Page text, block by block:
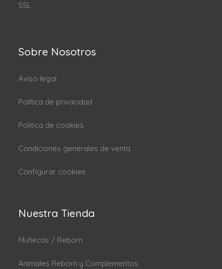
SSL
Sobre Nosotros
Aviso legal
Política de privacidad
Politica de cookies
Condiciones generales de venta
Configurar cookies
Nuestra Tienda
Muñecas / Reborn
Animales Reborn y Complementos